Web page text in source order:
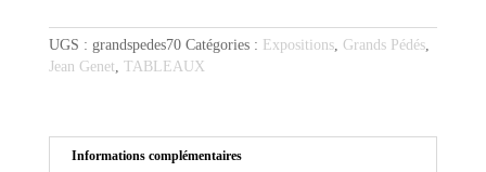
et
les
Feddayin
UGS : grandspedes70 Catégories : Expositions, Grands Pédés,
Jean Genet TABLEAUX
Informations complémentaires